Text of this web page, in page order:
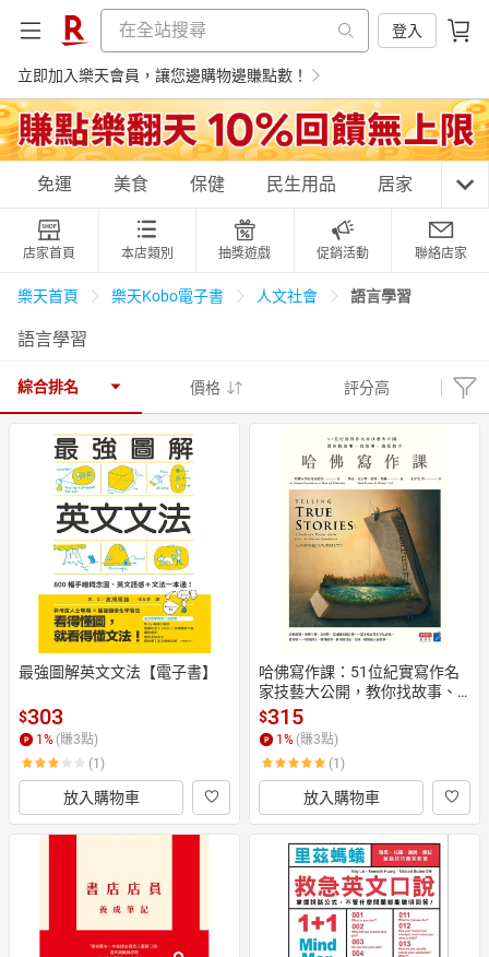
登入
立即加入樂天會員，讓您邊購物邊賺點數！
購物網分類
天天免運 美食蛋糕 養生保健 民生用品
居家生活 3C家電 親子玩具
女裝 男裝 化妝保養 情趣用品
日本購物 電子/紙本書
HOT
免運 美食 保健 民生用品 居家 3C
店家首頁 本店類別 抽獎遊戲 促銷活動 聯絡店家
樂天首頁 樂天Kobo電子書 人文社會 語言學習
語言學習
綜合排名 價格 評分高
最強圖解英文文法【電子書】
$303
1 % (賺3點)
(1)
放入購物車
哈佛寫作課：51位紀實寫作名
家技藝大公開，教你找故事、
寫故事、出版故事【電子書】
$315
1 % (賺3點)
(1)
放入購物車